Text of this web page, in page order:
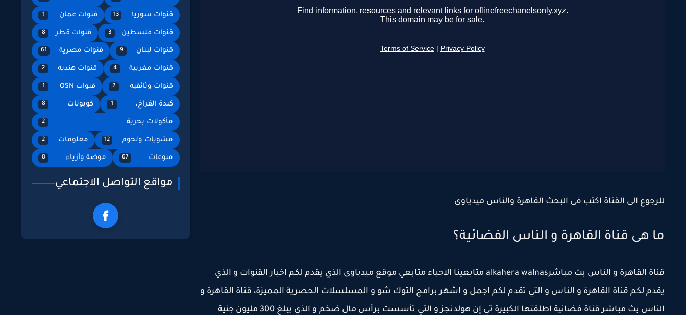
للرجوع الى القناة اكتب فى البحث القاهرة والناس ميدياوى
ما هى قناة القاهرة و الناس الفضائية؟
قناة القاهرة و الناس بث مباشرalkahera walnas متابعينا الاحباء متابعي موقع ميدياوى الذي يقدم لكم اخبار القنوات و الذي
يقدم لكم قناة القاهرة و الناس و التي تقدم لكم اجمل و اشهر برامج التوك شو و المسلسلات الحصرية المميزة، قناة القاهرة و
الناس بث مباشر قناة فضائية اطلقتها الكبيرة تي إن هولدنجز و التي تأسست برأس مال ضخم و الذي يبلغ 300 مليون جنية
قنوات سوريا 13 قنوات عمان 1
قنوات فلسطين 3 قنوات قطر 8
قنوات لبنان 9 قنوات مصرية 61
قنوات مغربية 4 قنوات هندية 2
قنوات وثائقية 2 قنوات OSN 1
كبدة الفراخ، 1 كوبونات 8
مأكولات بحرية 2
مشويات ولحوم 12 معلومات 2
منوعات 67 موضة وأزياء 8
مواقع التواصل الاجتماعي